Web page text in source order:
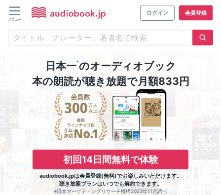
ログイン 会員登録
日本一※のオーディオブック
本の朗読が聴き放題で月額833円
初回14日間無料で体験
audiobook.jpは会員登録(無料)でお楽しみいただけます。
聴き放題プランはいつでも解約できます。
※日本マーケティングリサーチ機構2023年11月調べ